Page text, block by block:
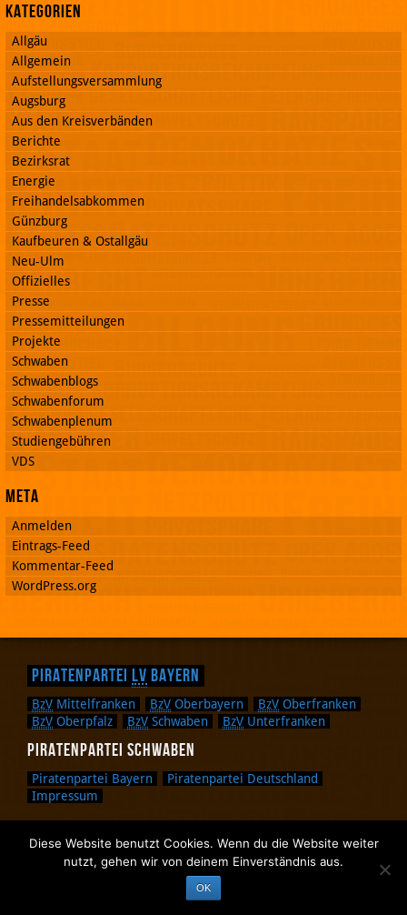
Kategorien
Allgäu
Allgemein
Aufstellungsversammlung
Augsburg
Aus den Kreisverbänden
Berichte
Bezirksrat
Energie
Freihandelsabkommen
Günzburg
Kaufbeuren & Ostallgäu
Neu-Ulm
Offizielles
Presse
Pressemitteilungen
Projekte
Schwaben
Schwabenblogs
Schwabenforum
Schwabenplenum
Studiengebühren
VDS
Meta
Anmelden
Eintrags-Feed
Kommentar-Feed
WordPress.org
Piratenpartei LV Bayern
BzV Mittelfranken BzV Oberbayern BzV Oberfranken
BzV Oberpfalz BzV Schwaben BzV Unterfranken
Piratenpartei Schwaben
Piratenpartei Bayern
Piratenpartei Deutschland
Impressum
Zurück nach oben.
Zurück zum Anfang des Textes.
Zurück zur Sucheingabe.
Diese Website benutzt Cookies. Wenn du die Website weiter
nutzt, gehen wir von deinem Einverständnis aus.
OK